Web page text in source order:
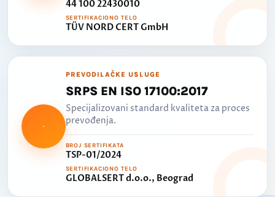
44 100 22430010
SERTIFIKACIONO TELO
TÜV NORD CERT GmbH
PREVODILAČKE USLUGE
SRPS EN ISO 17100:2017
Specijalizovani standard kvaliteta za proces
prevođenja.
BROJ SERTIFIKATA
TSP-01/2024
SERTIFIKACIONO TELO
GLOBALSERT d.o.o., Beograd